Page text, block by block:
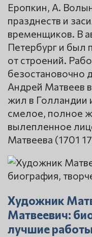
Еропкин, А.
празднеств и
временщиков. В
Петербург и был
от строений.
безостановочно
Андрей Матвеев
жил в
смелое, полное
вылепленное
Матвеева (1701
Художник
Матвеевич:
лучшие